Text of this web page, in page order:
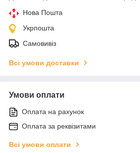
Нова Пошта
Укрпошта
Самовивіз
Всі умови доставки
Умови оплати
Оплата на рахунок
Оплата за реквізитами
Всі умови оплати